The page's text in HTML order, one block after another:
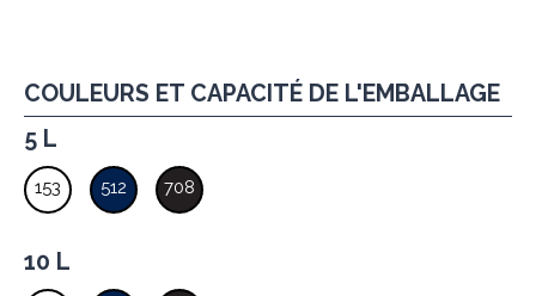
COULEURS ET CAPACITÉ DE L'EMBALLAGE
5 L
153 512 708
10 L